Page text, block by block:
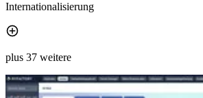
Internationalisierung
plus 37 weitere